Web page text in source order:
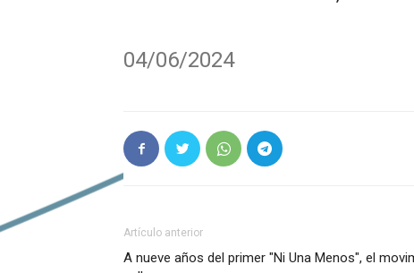
04/06/2024
Artículo anterior
A nueve años del primer "Ni Una Menos", el